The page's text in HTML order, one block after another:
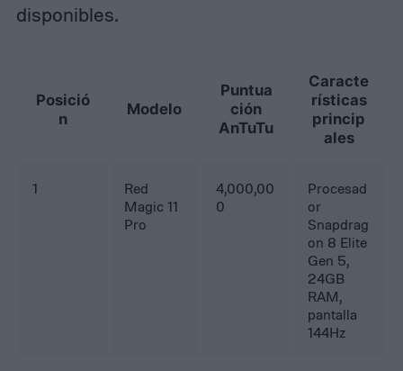
disponibles.
Posició
n
Modelo
Puntua
ción
AnTuTu
Caracte
rísticas
princip
ales
1
Red
Magic 11
Pro
4,000,00
0
Procesad
or
Snapdrag
on 8 Elite
Gen 5,
24GB
RAM,
pantalla
144Hz